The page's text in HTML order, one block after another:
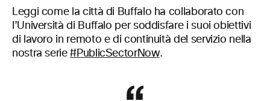
Leggi come la città di Buffalo ha collaborato con
l’Università di Buffalo per soddisfare i suoi obiettivi
di lavoro in remoto e di continuità del servizio nella
nostra serie#PublicSectorNow.